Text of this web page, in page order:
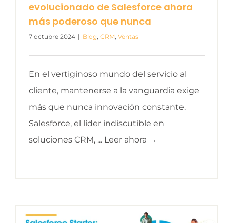
evolucionado de Salesforce ahora
más poderoso que nunca
7 octubre 2024 | Blog CRM Ventas
En el vertiginoso mundo del servicio al
cliente, mantenerse a la vanguardia exige
más que nunca innovación constante.
Salesforce, el líder indiscutible en
soluciones CRM, ... Leer ahora →